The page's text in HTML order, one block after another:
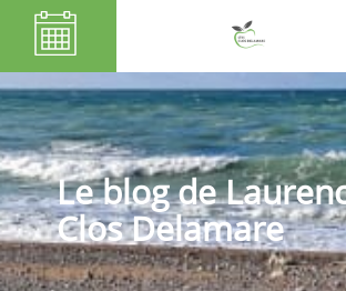
Le blog de
Clos Delamare